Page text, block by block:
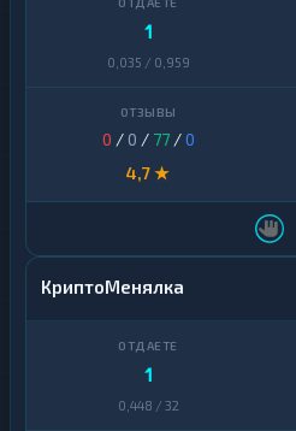
1
0,035 / 0,959
0 / 0 / 77/0
4,7 ★
КриптоМенялка
1
0,448 / 32